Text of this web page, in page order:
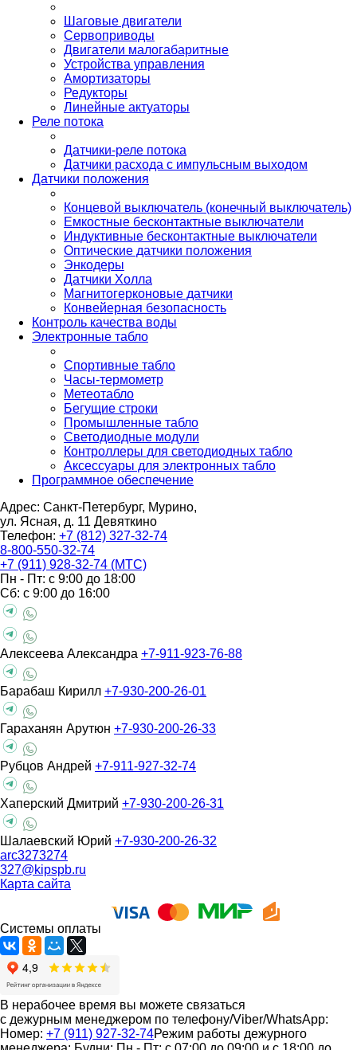
Шаговые двигатели
Сервоприводы
Двигатели малогабаритные
Устройства управления
Амортизаторы
Редукторы
Линейные актуаторы
Реле потока
Датчики-реле потока
Датчики расхода с импульсным выходом
Датчики положения
Концевой выключатель (конечный выключатель)
Емкостные бесконтактные выключатели
Индуктивные бесконтактные выключатели
Оптические датчики положения
Энкодеры
Датчики Холла
Магнитогерконовые датчики
Конвейерная безопасность
Контроль качества воды
Электронные табло
Спортивные табло
Часы-термометр
Метеотабло
Бегущие строки
Промышленные табло
Светодиодные модули
Контроллеры для светодиодных табло
Аксессуары для электронных табло
Программное обеспечение
Адрес: Санкт-Петербург, Мурино,
ул. Ясная, д. 11 Девяткино
Телефон: +7 (812) 327-32-74
8-800-550-32-74
+7 (911) 928-32-74 (МТС)
Пн - Пт: с 9:00 до 18:00
Сб: с 9:00 до 16:00
Алексеева Александра +7-911-923-76-88
Барабаш Кирилл +7-930-200-26-01
Гараханян Арутюн +7-930-200-26-33
Рубцов Андрей +7-911-927-32-74
Хаперский Дмитрий +7-930-200-26-31
Шалаевский Юрий +7-930-200-26-32
arc3273274
327@kipspb.ru
Карта сайта
Системы оплаты
В нерабочее время вы можете связаться
с дежурным менеджером по телефону/Viber/WhatsApp:
Номер: +7 (911) 927-32-74Режим работы дежурного